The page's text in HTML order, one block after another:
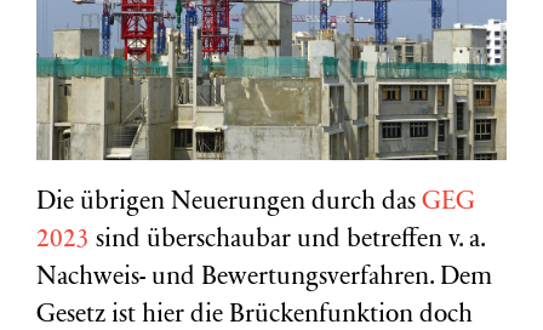
Die übrigen Neuerungen durch das GEG
2023 sind überschaubar und betreffen v. a.
Nachweis- und Bewertungsverfahren. Dem
Gesetz ist hier die Brückenfunktion doch